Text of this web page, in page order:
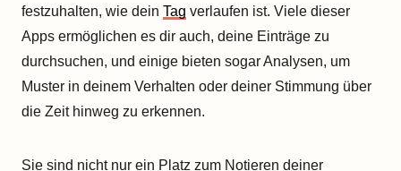
festzuhalten, wie dein Tag verlaufen ist. Viele dieser
Apps ermöglichen es dir auch, deine Einträge zu
durchsuchen, und einige bieten sogar Analysen, um
Muster in deinem Verhalten oder deiner Stimmung über
die Zeit hinweg zu erkennen.
Sie sind nicht nur ein Platz zum Notieren deiner